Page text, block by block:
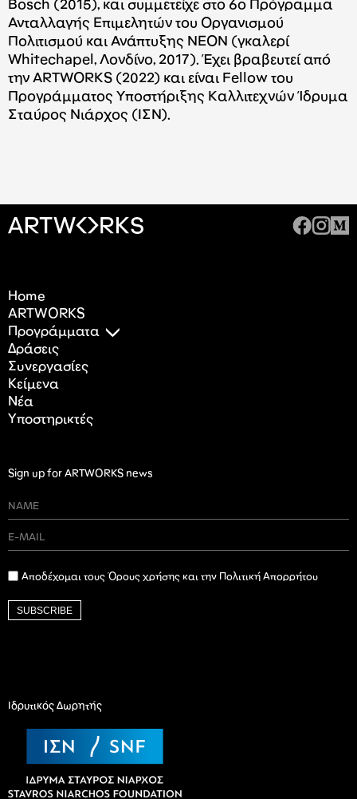
Bosch (2015), και συμμετείχε στο 6ο Πρόγραμμα
Ανταλλαγής Επιμελητών του Οργανισμού
Πολιτισμού και Ανάπτυξης ΝΕΟΝ (γκαλερί
Whitechapel, Λονδίνο, 2017). Έχει βραβευτεί από
την ARTWORKS (2022) και είναι Fellow του
Προγράμματος Υποστήριξης Καλλιτεχνών Ίδρυμα
Σταύρος Νιάρχος (ΙΣΝ).
Home
ARTWORKS
Προγράμματα
Δράσεις
Συνεργασίες
Κείμενα
Nέα
Υποστηρικτές
Sign up for ARTWORKS news
Αποδέχομαι τους Όρους χρήσης και την Πολιτική Απορρήτου
SUBSCRIBE
Ιδρυτικός Δωρητής